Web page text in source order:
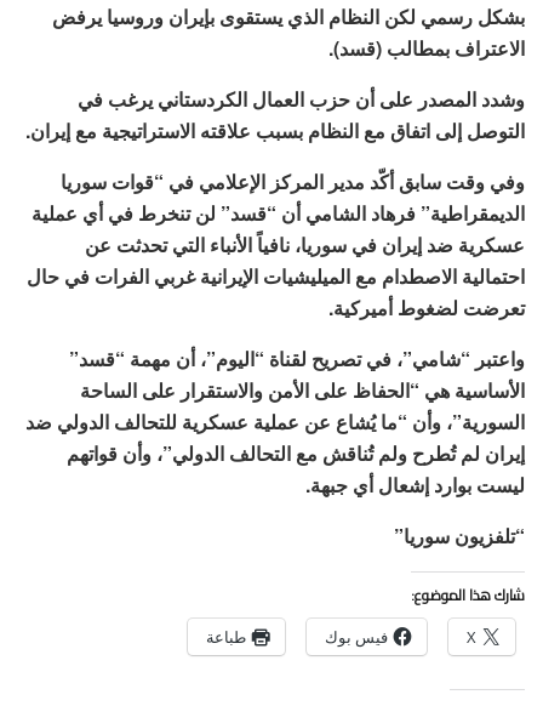
بشكل رسمي لكن النظام الذي يستقوى بإيران وروسيا يرفض
الاعتراف بمطالب (قسد).
وشدد المصدر على أن حزب العمال الكردستاني يرغب في
التوصل إلى اتفاق مع النظام بسبب علاقته الاستراتيجية مع إيران.
وفي وقت سابق أكّد مدير المركز الإعلامي في “قوات سوريا
الديمقراطية” فرهاد الشامي أن “قسد” لن تنخرط في أي عملية
عسكرية ضد إيران في سوريا، نافياً الأنباء التي تحدثت عن
احتمالية الاصطدام مع الميليشيات الإيرانية غربي الفرات في حال
تعرضت لضغوط أميركية.
واعتبر “شامي”، في تصريح لقناة “اليوم”، أن مهمة “قسد”
الأساسية هي “الحفاظ على الأمن والاستقرار على الساحة
السورية”، وأن “ما يُشاع عن عملية عسكرية للتحالف الدولي ضد
إيران لم تُطرح ولم تُناقش مع التحالف الدولي”، وأن قواتهم
ليست بوارد إشعال أي جبهة.
“تلفزيون سوريا”
شارك هذا الموضوع:
X فيس بوك طباعة